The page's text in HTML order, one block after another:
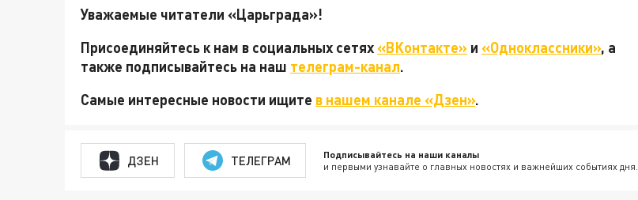
Уважаемые читатели «Царьграда»!
Присоединяйтесь к нам в социальных сетях«ВКонтакте» и «Одноклассники», а
также подписывайтесь на наш телеграм-канал.
Самые интересные новости ищите в нашем канале «Дзен».
ДЗЕН ТЕЛЕГРАМ Подписывайтесь на наши каналы
и первыми узнавайте о главных новостях и важнейших событиях дня.